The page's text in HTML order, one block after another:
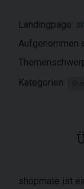
Landingpage:
Aufgenommen
Kategorien:
shopmate ist